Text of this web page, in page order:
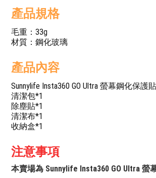
產品規格
毛重：33g
材質：鋼化玻璃
產品內容
Sunnylife Insta360 GO Ultra 螢幕鋼化保護
清潔包*1
除塵貼*1
清潔布*1
收納盒*1
注意事項
本賣場為 Sunnylife Insta360 GO Ultra 螢